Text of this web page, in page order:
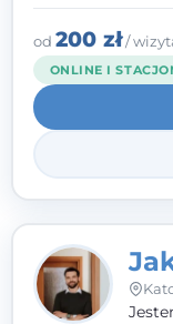
od 200 zł/
ONLINE I